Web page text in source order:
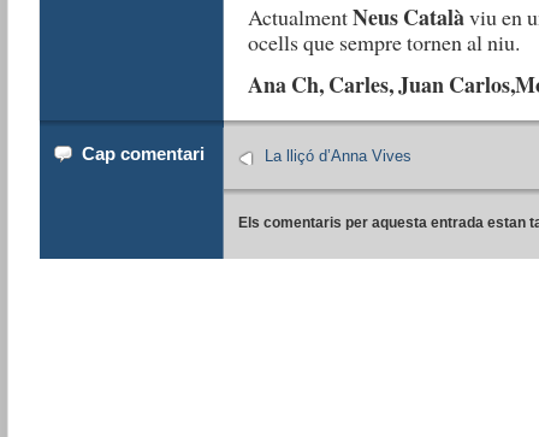
ActualmentNeus Catalàviu en
ocells que sempre tornen al niu.
Ana Ch, Carles, Juan
Cap comentari La lliçó d’Anna Vives
Els comentaris per aquesta entrada estan